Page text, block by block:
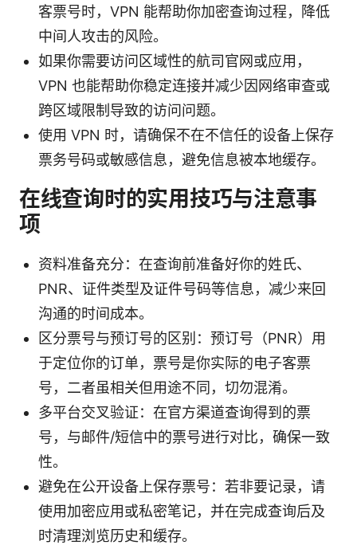
客票号时，VPN 能帮助你加密查询过程，降低
中间人攻击的风险。
如果你需要访问区域性的航司官网或应用，
VPN 也能帮助你稳定连接并减少因网络审查或
跨区域限制导致的访问问题。
使用 VPN 时，请确保不在不信任的设备上保存
票务号码或敏感信息，避免信息被本地缓存。
在线查询时的实用技巧与注意事
项
资料准备充分：在查询前准备好你的姓氏、
PNR、证件类型及证件号码等信息，减少来回
沟通的时间成本。
区分票号与预订号的区别：预订号（PNR）用
于定位你的订单，票号是你实际的电子客票
号，二者虽相关但用途不同，切勿混淆。
多平台交叉验证：在官方渠道查询得到的票
号，与邮件/短信中的票号进行对比，确保一致
性。
避免在公开设备上保存票号：若非要记录，请
使用加密应用或私密笔记，并在完成查询后及
时清理浏览历史和缓存。